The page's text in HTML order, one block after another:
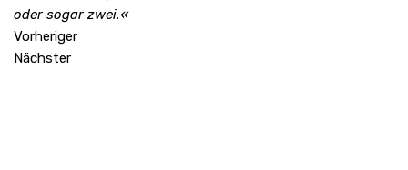
oder sogar zwei.«
Vorheriger
Nächster